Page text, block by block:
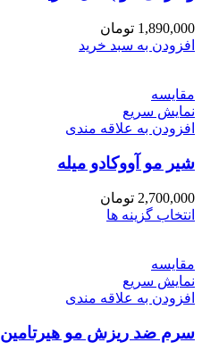
1,890,000 تومان
افزودن به سبد خرید
مقايسه
نمایش سریع
افزودن به علاقه مندی
شیر مو آووکادو میله
2,700,000 تومان
انتخاب گزینه ها
مقايسه
نمایش سریع
افزودن به علاقه مندی
سرم ضد ریزش مو هیرتامین60میل